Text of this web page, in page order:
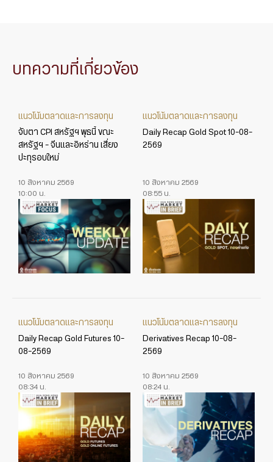
บทความที่เกี่ยวข้อง
แนวโน้มตลาดและการลงทุน
จับตา CPI สหรัฐฯ พุธนี้ ขณะ
สหรัฐฯ – จีนและอิหร่าน เสี่ยง
ปะทุรอบใหม่
10 สิงหาคม 2569
10:00 น.
แนวโน้มตลาดและการลงทุน
Daily Recap Gold Spot 10-08-
2569
10 สิงหาคม 2569
08:55 น.
แนวโน้มตลาดและการลงทุน
Daily Recap Gold Futures 10-
08-2569
10 สิงหาคม 2569
08:34 น.
แนวโน้มตลาดและการลงทุน
Derivatives Recap 10-08-
2569
10 สิงหาคม 2569
08:24 น.